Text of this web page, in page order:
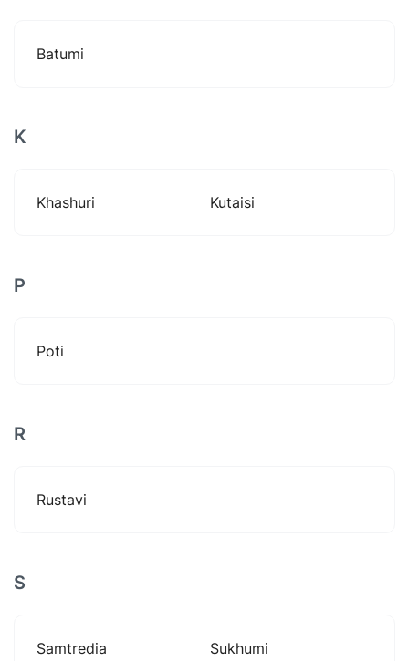
Batumi
K
Khashuri Kutaisi
P
Poti
R
Rustavi
S
Samtredia Sukhumi